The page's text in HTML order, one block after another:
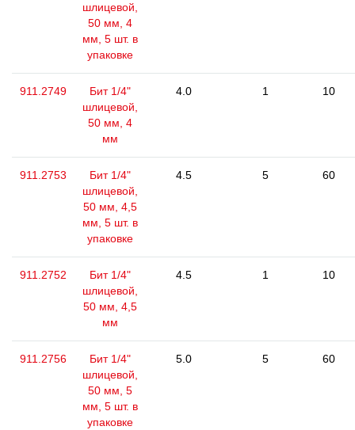
шлицевой,
50 мм, 4
мм, 5 шт. в
упаковке
911.2749
Бит 1/4"
шлицевой,
50 мм, 4
мм
4.0 1 10
911.2753
Бит 1/4"
шлицевой,
50 мм, 4,5
мм, 5 шт. в
упаковке
4.5 5 60
911.2752
Бит 1/4"
шлицевой,
50 мм, 4,5
мм
4.5 1 10
911.2756
Бит 1/4"
шлицевой,
50 мм, 5
мм, 5 шт. в
упаковке
5.0 5 60